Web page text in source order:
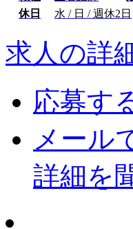
休日
水 / 日 / 週休2日
求人の詳
応募す
メール
詳細を